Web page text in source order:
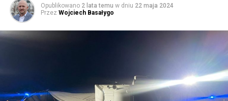
Opublikowano 2 lata temu w dniu 22 maja 2024
Przez Wojciech Basałygo